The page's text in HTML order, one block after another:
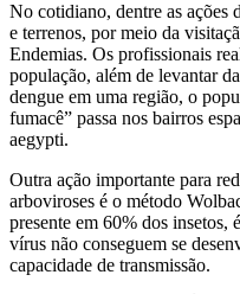
No cotidiano, dentre as ações
e terrenos, por meio da
Endemias. Os profissionais
população, além de levantar
dengue em uma região, o
fumacê” passa nos bairros
aegypti.
Outra ação importante para
arboviroses é o método
presente em 60% dos insetos,
vírus não conseguem se
capacidade de transmissão.